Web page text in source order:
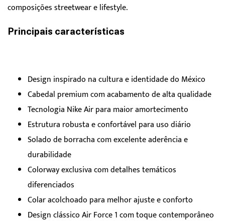
composições streetwear e lifestyle.
Principais características
Design inspirado na cultura e identidade do México
Cabedal premium com acabamento de alta qualidade
Tecnologia Nike Air para maior amortecimento
Estrutura robusta e confortável para uso diário
Solado de borracha com excelente aderência e
durabilidade
Colorway exclusiva com detalhes temáticos
diferenciados
Colar acolchoado para melhor ajuste e conforto
Design clássico Air Force 1 com toque contemporâneo